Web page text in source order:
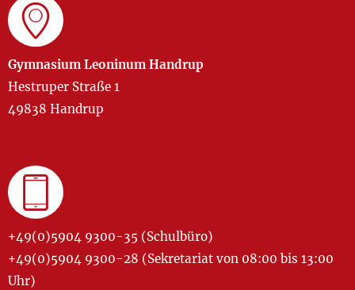
Gymnasium Leoninum Handrup
Hestruper Straße 1
49838 Handrup
+49(0)5904 9300-35 (Schulbüro)
+49(0)5904 9300-28 (Sekretariat von 08:00 bis 13:00
Uhr)